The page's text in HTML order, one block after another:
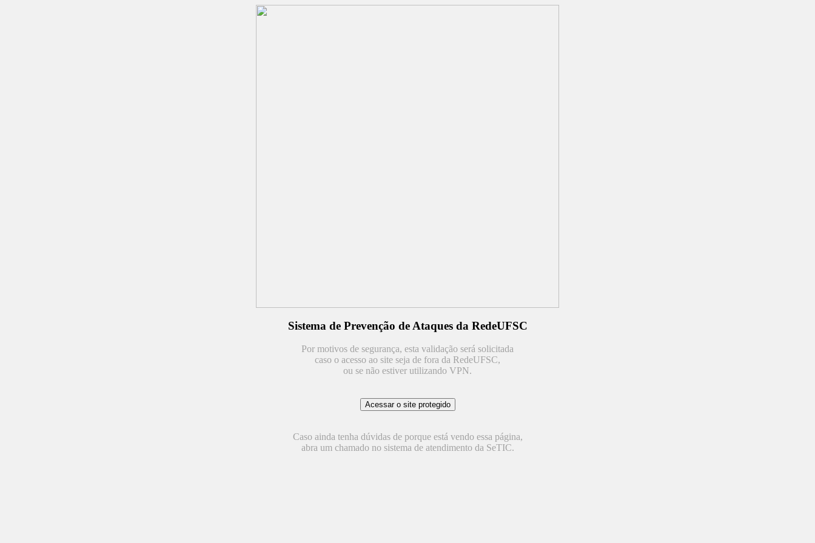
Sistema de Prevenção de Ataques da RedeUFSC
Por motivos de segurança, esta validação será solicitada
caso o acesso ao site seja de fora da RedeUFSC,
ou se não estiver utilizando VPN.
Caso ainda tenha dúvidas de porque está vendo essa página,
abra um chamado no sistema de atendimento da SeTIC.